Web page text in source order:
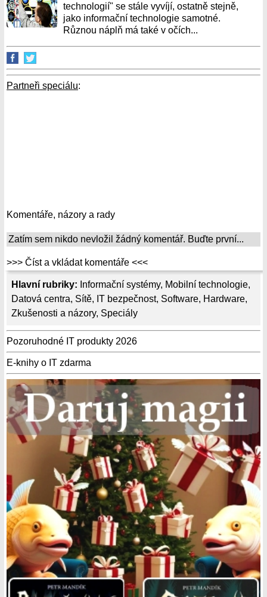
Hlavní rubriky: Informační systémy, Mobilní technologie,
Datová centra, Sítě, IT bezpečnost, Software, Hardware,
Zkušenosti a názory, Speciály
Pozoruhodné IT produkty 2026
E-knihy o IT zdarma
technologií" se stále vyvíjí, ostatně stejně,
jako informační technologie samotné.
Různou náplň má také v očích...
Partneři speciálu:
Komentáře, názory a rady
Zatím sem nikdo nevložil žádný komentář. Buďte první...
>>> Číst a vkládat komentáře <<<